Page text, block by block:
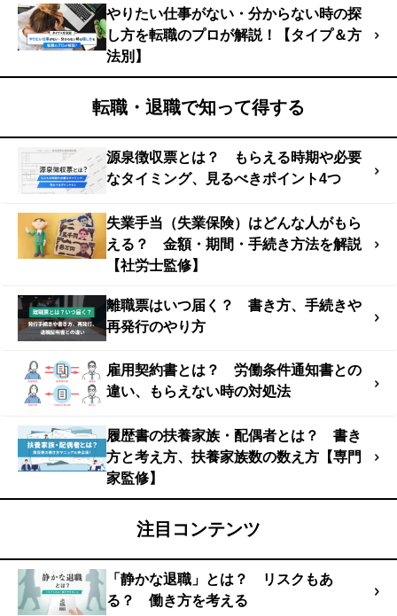
やりたい仕事がない・分からない時の探
し方を転職のプロが解説！【タイプ＆方
法別】
転職・退職で知って得する
源泉徴収票とは？ もらえる時期や必要
なタイミング、見るべきポイント4つ
失業手当（失業保険）はどんな人がもら
える？ 金額・期間・手続き方法を解説
【社労士監修】
離職票はいつ届く？ 書き方、手続きや
再発行のやり方
雇用契約書とは？ 労働条件通知書との
違い、もらえない時の対処法
履歴書の扶養家族・配偶者とは？ 書き
方と考え方、扶養家族数の数え方【専門
家監修】
注目コンテンツ
「静かな退職」とは？ リスクもあ
る？ 働き方を考える